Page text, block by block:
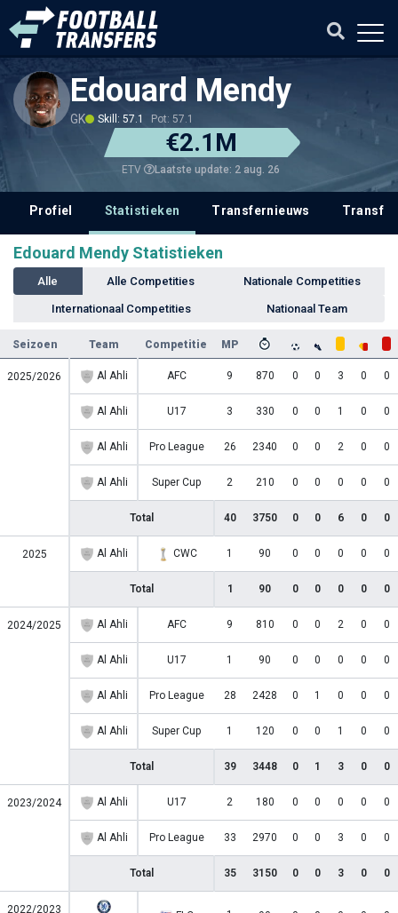
Edouard Mendy
GK Skill: 57.1 Pot: 57.1
€2.1M
ETV Laatste update: 2 aug. 26
Profiel Statistieken Transfernieuws
Edouard Mendy Statistieken
Alle Alle Competities Nationale Competities
Internationaal Competities Nationaal Team
Seizoen Team Competitie MP
2025/2026 Al Ahli AFC 9 870 0 0 3 0 0
Al Ahli U17 3 330 0 0 1 0 0
Al Ahli Pro League 26 2340 0 0 2 0 0
Al Ahli Super Cup 2 210 0 0 0 0 0
Total 40 3750 0 0 6 0 0
2025 Al Ahli CWC 1 90 0 0 0 0 0
Total 1 90 0 0 0 0 0
2024/2025 Al Ahli AFC 9 810 0 0 2 0 0
Al Ahli U17 1 90 0 0 0 0 0
Al Ahli Pro League 28 2428 0 1 0 0 0
Al Ahli Super Cup 1 120 0 0 1 0 0
Total 39 3448 0 1 3 0 0
2023/2024 Al Ahli U17 2 180 0 0 0 0 0
Al Ahli Pro League 33 2970 0 0 3 0 0
Total 35 3150 0 0 3 0 0
2022/2023